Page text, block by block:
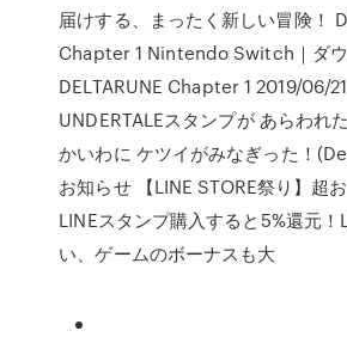
届けする、まったく新しい冒険！
Chapter 1 Nintendo Switch｜ダウ
DELTARUNE Chapter 1 2019/06/
UNDERTALEスタンプが あらわれ
かいわに ケツイがみなぎった！
お知らせ 【LINE STORE祭り】超
LINEスタンプ購入すると5%還元！
い、ゲームのボーナスも大